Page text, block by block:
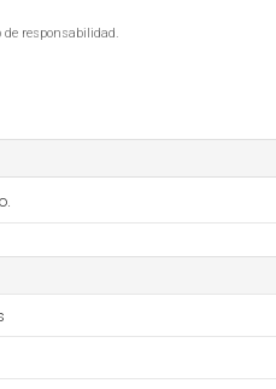
responsabilidad.